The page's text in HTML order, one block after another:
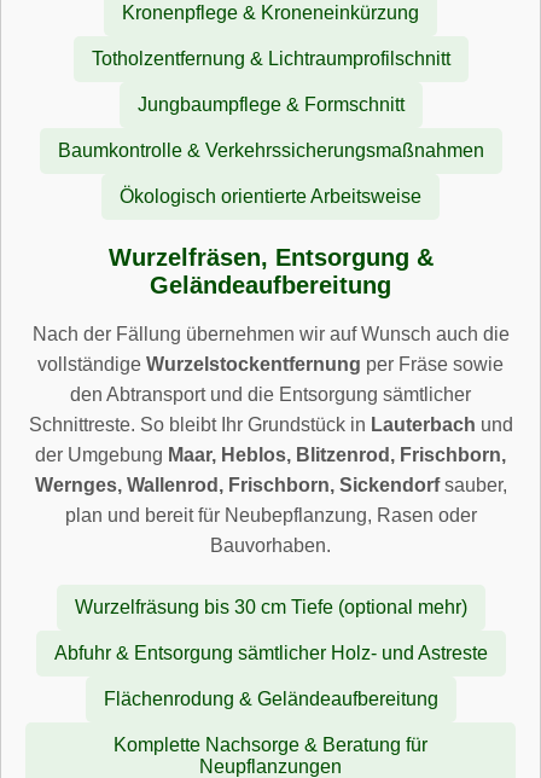
Kronenpflege & Kroneneinkürzung
Totholzentfernung & Lichtraumprofilschnitt
Jungbaumpflege & Formschnitt
Baumkontrolle & Verkehrssicherungsmaßnahmen
Ökologisch orientierte Arbeitsweise
Wurzelfräsen, Entsorgung &
Geländeaufbereitung
Nach der Fällung übernehmen wir auf Wunsch auch die
vollständige Wurzelstockentfernung per Fräse sowie
den Abtransport und die Entsorgung sämtlicher
Schnittreste. So bleibt Ihr Grundstück in Lauterbach und
der Umgebung Maar, Heblos, Blitzenrod, Frischborn,
Wernges, Wallenrod, Frischborn, Sickendorfsauber,
plan und bereit für Neubepflanzung, Rasen oder
Bauvorhaben.
Wurzelfräsung bis 30 cm Tiefe (optional mehr)
Abfuhr & Entsorgung sämtlicher Holz- und Astreste
Flächenrodung & Geländeaufbereitung
Komplette Nachsorge & Beratung für
Neupflanzungen